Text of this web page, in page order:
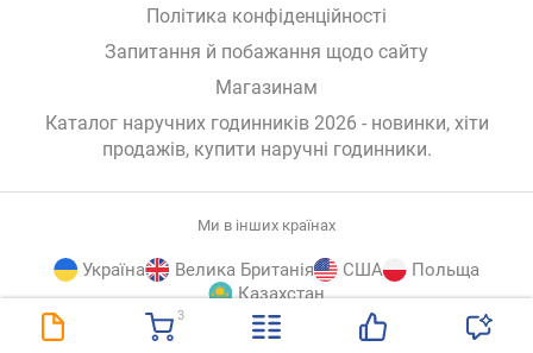
3
Політика конфіденційності
Запитання й побажання щодо сайту
Магазинам
Каталог наручних годинників 2026 - новинки, хіти
продажів, купити наручні годинники.
Ми в інших країнах
Україна Велика Британія США
Польща
Казахстан